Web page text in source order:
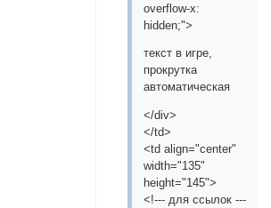
overflow-x:
hidden;">
текст в игре,
прокрутка
автоматическая
</div>
</td>
<td align="center"
width="135"
height="145">
<!--- для ссылок ---